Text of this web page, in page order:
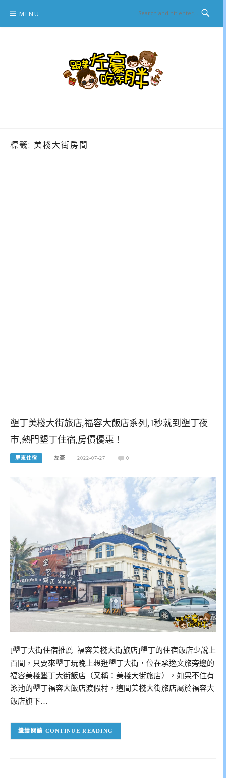
content
MENU
標籤: 美棧大街房間
墾丁美棧大街旅店,福容大飯店系列,1秒就到墾丁夜
市,熱門墾丁住宿,房價優惠！
屏東住宿 左豪 2022-07-27 0
[墾丁大街住宿推薦–福容美棧大街旅店]墾丁的住宿飯店少說上
百間，只要來墾丁玩晚上想逛墾丁大街，位在承逸文旅旁邊的
福容美棧墾丁大街飯店（又稱：美棧大街旅店），如果不住有
泳池的墾丁福容大飯店渡假村，這間美棧大街旅店屬於福容大
飯店旗下…
CONTINUE READING